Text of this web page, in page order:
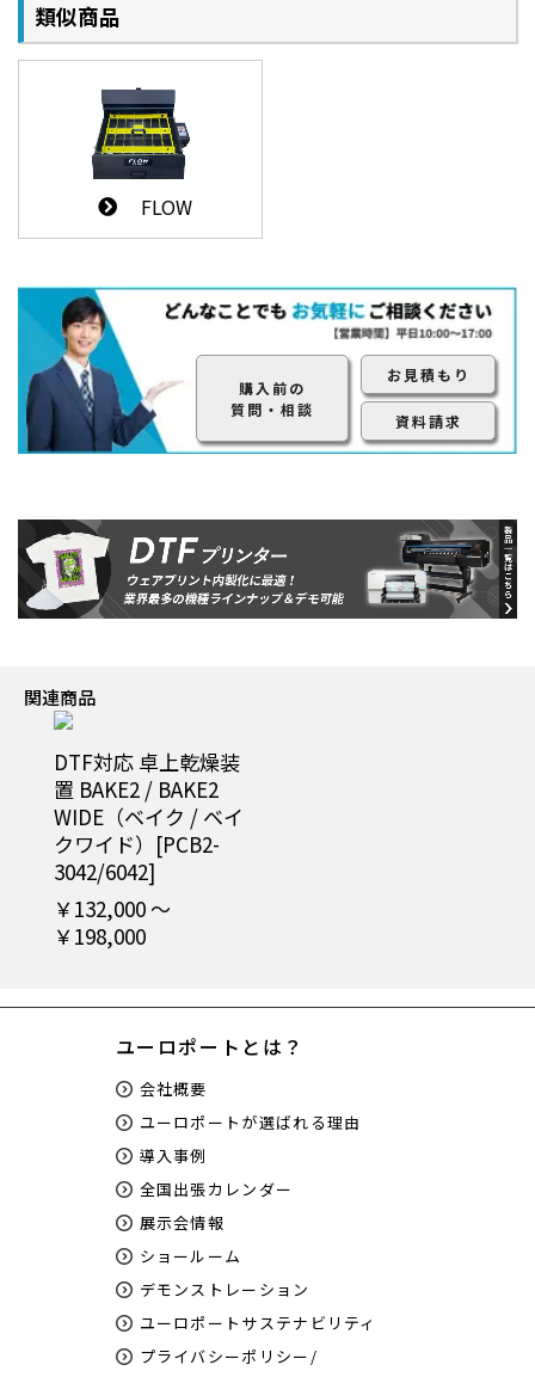
類似商品
FLOW
購入前の
質問・相談
お見積もり
資料請求
関連商品
DTF対応 卓上乾燥装
置 BAKE2 / BAKE2
WIDE（ベイク / ベイ
クワイド）[PCB2-
3042/6042]
￥132,000 ～
￥198,000
ユーロポートとは？
会社概要
ユーロポートが選ばれる理由
導入事例
全国出張カレンダー
展示会情報
ショールーム
デモンストレーション
ユーロポートサステナビリティ
プライバシーポリシー/